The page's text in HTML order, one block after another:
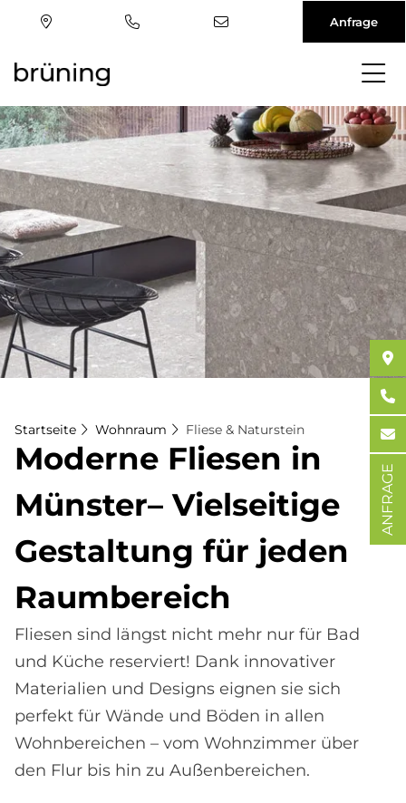
Direkt
zum
Inhalt
Anfrage
Startseite Wohnraum Fliese & Naturstein
Mo­der­ne Flie­sen in
Mün­ster– Viel­sei­ti­ge
Ge­stal­tung für je­den
Raum­be­reich
Fliesen sind längst nicht mehr nur für Bad
und Küche reserviert! Dank innovativer
Materialien und Designs eignen sie sich
perfekt für Wände und Böden in allen
Wohnbereichen – vom Wohnzimmer über
den Flur bis hin zu Außenbereichen.
ANFRAGE